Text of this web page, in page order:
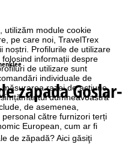
utilizăm module cookie
pe care noi, TravelTrex
noștri. Profilurile de utilizare
informații despre
de utilizare sunt
individuale de
razei de acțiune.
dumneavoastră
de asemenea,
către furnizori terți
European, cum ar fi
zapada Goslar-
de zăpadă? Aici găsiţi